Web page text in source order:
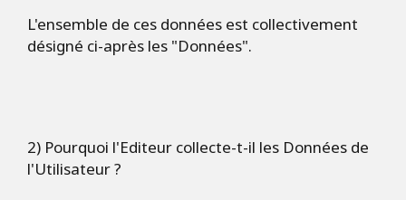
L'ensemble de ces données est collectivement
désigné ci-après les "Données".
2) Pourquoi l'Editeur collecte-t-il les Données de
l'Utilisateur ?